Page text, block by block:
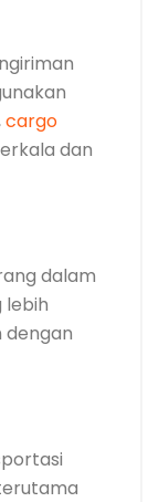
cargo
dan
dalam
lebih
dengan